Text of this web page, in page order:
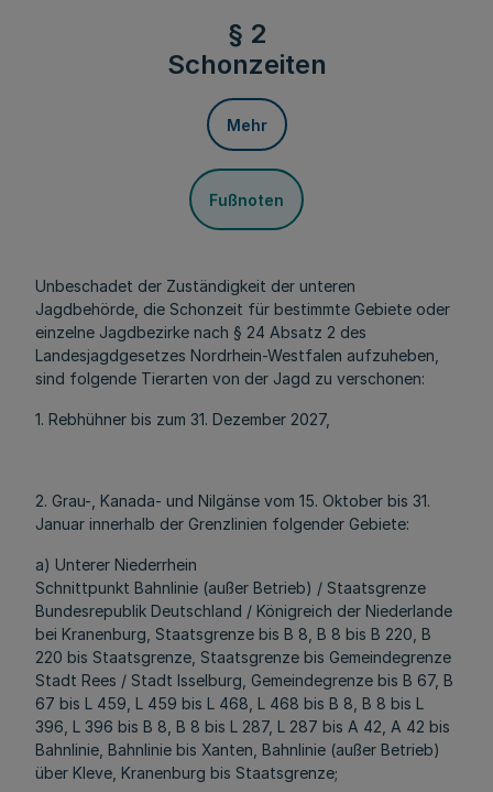
§ 2
Schonzeiten
Mehr
Fußnoten
Unbeschadet der Zuständigkeit der unteren
Jagdbehörde, die Schonzeit für bestimmte Gebiete oder
einzelne Jagdbezirke nach § 24 Absatz 2 des
Landesjagdgesetzes Nordrhein-Westfalen aufzuheben,
sind folgende Tierarten von der Jagd zu verschonen:
1. Rebhühner bis zum 31. Dezember 2027,
2. Grau-, Kanada- und Nilgänse vom 15. Oktober bis 31.
Januar innerhalb der Grenzlinien folgender Gebiete:
a) Unterer Niederrhein
Schnittpunkt Bahnlinie (außer Betrieb) / Staatsgrenze
Bundesrepublik Deutschland / Königreich der Niederlande
bei Kranenburg, Staatsgrenze bis B 8, B 8 bis B 220, B
220 bis Staatsgrenze, Staatsgrenze bis Gemeindegrenze
Stadt Rees / Stadt Isselburg, Gemeindegrenze bis B 67, B
67 bis L 459, L 459 bis L 468, L 468 bis B 8, B 8 bis L
396, L 396 bis B 8, B 8 bis L 287, L 287 bis A 42, A 42 bis
Bahnlinie, Bahnlinie bis Xanten, Bahnlinie (außer Betrieb)
über Kleve, Kranenburg bis Staatsgrenze;